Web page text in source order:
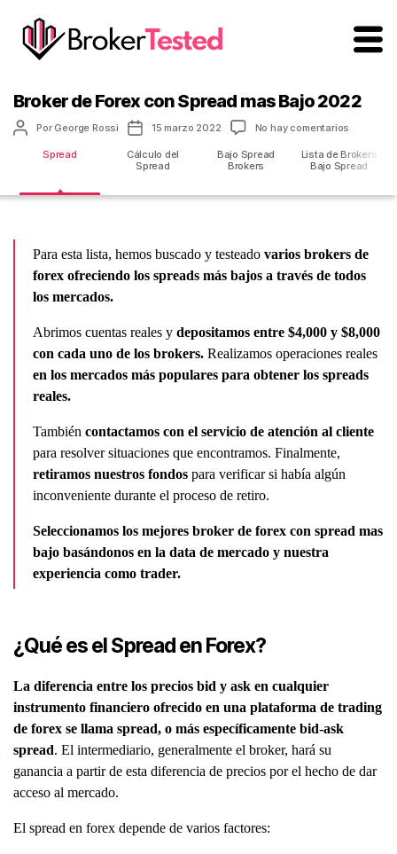
Broker de Forex con Spread mas Bajo 2022
AutorPor George Rossi
Fecha
la
entrada
15 marzo 2022 No hay comentarios
de
Forex
Spread
Spread
Cálculo del
Spread
Bajo Spread
Brokers
Lista de Brokers
Bajo Spread
Para esta lista, hemos buscado y testeado varios brokers de
forex ofreciendo los spreads más bajos a través de todos
los mercados.
Abrimos cuentas reales y depositamos entre $4,000 y $8,000
con cada uno de los brokers. Realizamos operaciones reales
en los mercados más populares para obtener los spreads
reales.
También contactamos con el servicio de atención al cliente
para resolver situaciones que encontramos. Finalmente,
retiramos nuestros fondos para verificar si había algún
inconveniente durante el proceso de retiro.
Seleccionamos los mejores broker de forex con spread mas
bajo basándonos en la data de mercado y nuestra
experiencia como trader.
¿Qué es el Spread en Forex?
La diferencia entre los precios bid y ask en cualquier
instrumento financiero ofrecido en una plataforma de trading
de forex se llama spread, o más específicamente bid-ask
spread. El intermediario, generalmente el broker, hará su
ganancia a partir de esta diferencia de precios por el hecho de dar
acceso al mercado.
El spread en forex depende de varios factores: